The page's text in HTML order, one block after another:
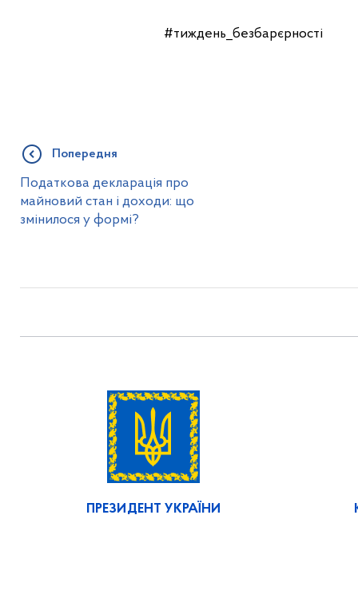
#тиждень_безбарєрності
Попередня
Податкова декларація про
майновий стан і доходи: що
змінилося у формі?
ПРЕЗИДЕНТ УКРАЇНИ